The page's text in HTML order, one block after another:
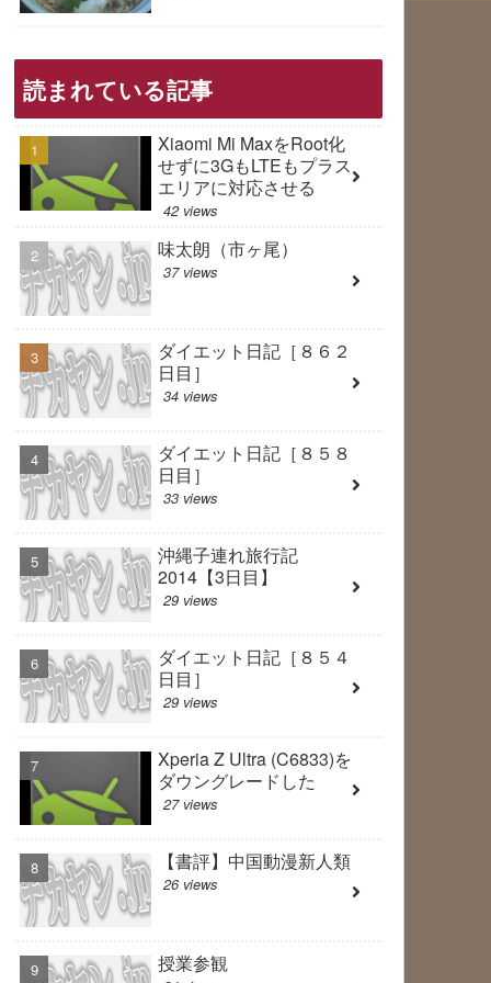
読まれている記事
Xiaomi Mi MaxをRoot化
せずに3GもLTEもプラス
エリアに対応させる
42 views
味太朗（市ヶ尾）
37 views
ダイエット日記［８６２
日目］
34 views
ダイエット日記［８５８
日目］
33 views
沖縄子連れ旅行記
2014【3日目】
29 views
ダイエット日記［８５４
日目］
29 views
Xperia Z Ultra (C6833)を
ダウングレードした
27 views
【書評】中国動漫新人類
26 views
授業参観